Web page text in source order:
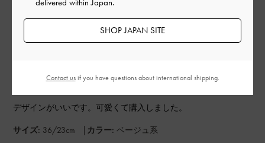
デザインがいいです。可愛くて
デザインがいいです。可愛くて購入しました。
サイズ: 36/23cm | カラー: ベージュ系
SHOP JAPAN SITE
Contact usif you have questions about international shipping.